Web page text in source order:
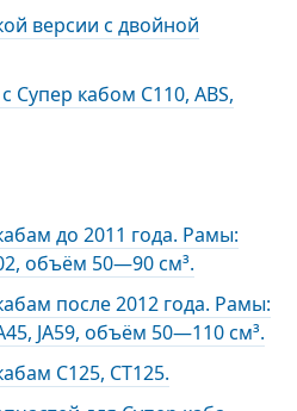
версии с двойной
Супер кабом С110, ABS,
до 2011 года. Рамы:
объём 50—90 см³.
после 2012 года. Рамы:
JA59, объём 50—110 см³.
С125, СТ125.